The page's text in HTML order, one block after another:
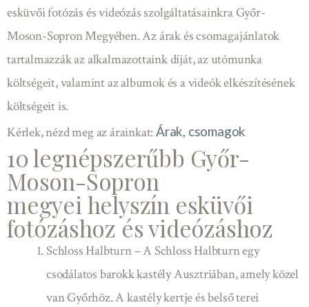
esküvői fotózás és videózás szolgáltatásainkra Győr-
Moson-Sopron Megyében. Az árak és csomagajánlatok
tartalmazzák az alkalmazottaink díját, az utómunka
költségeit, valamint az albumok és a videók elkészítésének
költségeit is.
Kérlek, nézd meg az árainkat:Árak, csomagok
10 legnépszerűbb Győr-
Moson-Sopron
megyei helyszín esküvői
fotózáshoz és videózáshoz
Schloss Halbturn – A Schloss Halbturn egy
csodálatos barokk kastély Ausztriában, amely közel
van Győrhöz. A kastély kertje és belső terei